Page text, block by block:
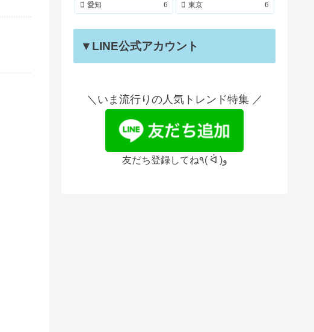
愛知 6 東京 6
▼LINE公式アカウント
＼いま流行りの人気トレンド特集 ／
友だち登録してね٩( ᐛ )و